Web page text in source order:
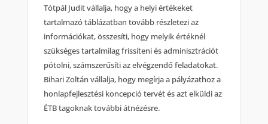
Tótpál Judit vállalja, hogy a helyi értékeket
tartalmazó táblázatban tovább részletezi az
információkat, összesíti, hogy melyik értéknél
szükséges tartalmilag frissíteni és adminisztrációt
pótolni, számszerűsíti az elvégzendő feladatokat.
Bihari Zoltán vállalja, hogy megírja a pályázathoz a
honlapfejlesztési koncepció tervét és azt elküldi az
ÉTB tagoknak további átnézésre.